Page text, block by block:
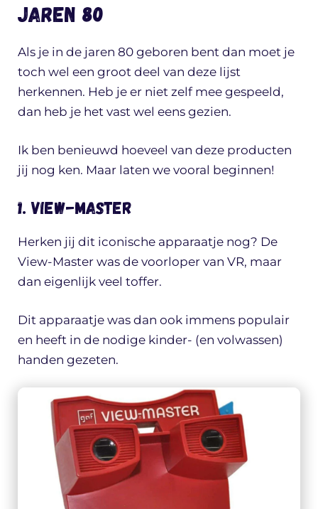
jaren 80
Als je in de jaren 80 geboren bent dan moet je
toch wel een groot deel van deze lijst
herkennen. Heb je er niet zelf mee gespeeld,
dan heb je het vast wel eens gezien.
Ik ben benieuwd hoeveel van deze producten
jij nog ken. Maar laten we vooral beginnen!
1. View-Master
Herken jij dit iconische apparaatje nog? De
View-Master was de voorloper van VR, maar
dan eigenlijk veel toffer.
Dit apparaatje was dan ook immens populair
en heeft in de nodige kinder- (en volwassen)
handen gezeten.